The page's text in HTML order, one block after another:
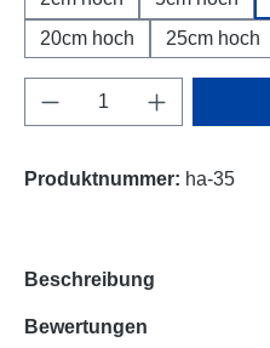
20cm hoch
25cm hoch
Produkt Anzahl:
Produktnummer: ha-35
Beschreibung
Bewertungen